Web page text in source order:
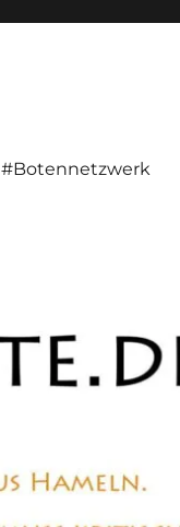
#Botennetzwerk